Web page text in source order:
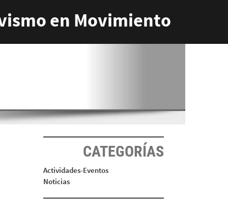
en Movimiento
CATEGORÍAS
Actividades-Eventos
Noticias